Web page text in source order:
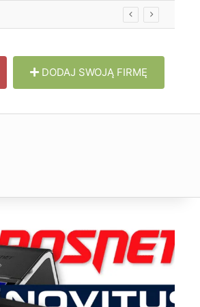
DODAJ SWOJĄ FIRMĘ